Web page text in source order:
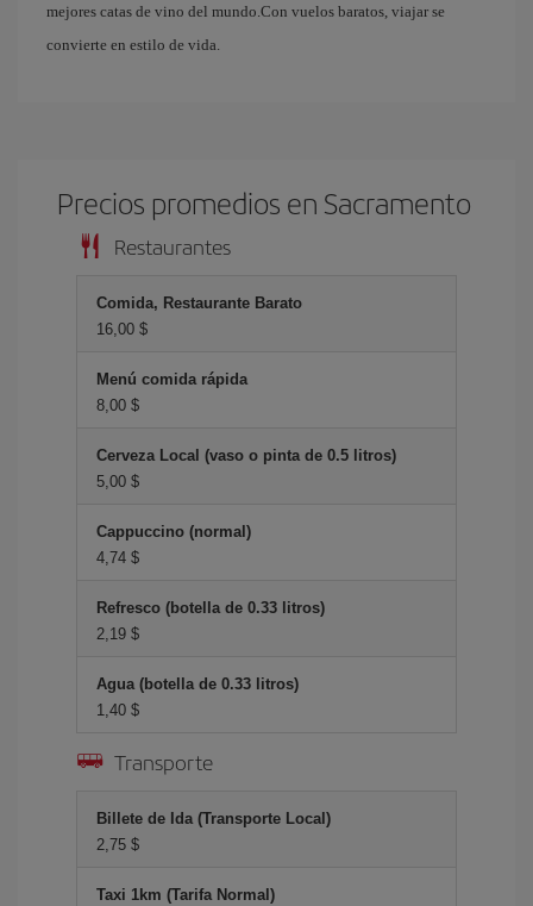
mejores catas de vino del mundo.Con vuelos baratos, viajar se
convierte en estilo de vida.
Precios promedios en Sacramento
Restaurantes
Comida, Restaurante Barato
16,00 $
Menú comida rápida
8,00 $
Cerveza Local (vaso o pinta de 0.5 litros)
5,00 $
Cappuccino (normal)
4,74 $
Refresco (botella de 0.33 litros)
2,19 $
Agua (botella de 0.33 litros)
1,40 $
Transporte
Billete de Ida (Transporte Local)
2,75 $
Taxi 1km (Tarifa Normal)